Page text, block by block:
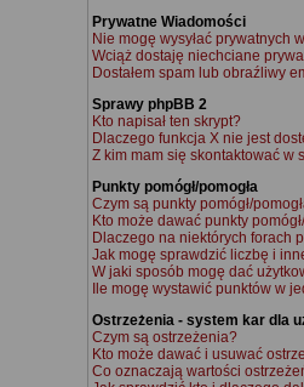
Prywatne Wiadomości
Nie mogę wysyłać prywatnych
Wciąż dostaję niechciane
Dostałem spam lub obraźliwy
Sprawy phpBB 2
Kto napisał ten skrypt?
Dlaczego funkcja X nie jest
Z kim mam się skontaktować w
Punkty pomógł/pomogła
Czym są punkty pomógł/
Kto może dawać punkty
Dlaczego na niektórych forach
Jak mogę sprawdzić liczbę i
W jaki sposób mogę dać
Ile mogę wystawić punktów w
Ostrzeżenia - system kar dla
Czym są ostrzeżenia?
Kto może dawać i usuwać
Co oznaczają wartości